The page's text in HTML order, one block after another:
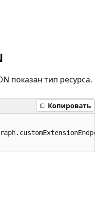
показан тип ресурса.
Копировать